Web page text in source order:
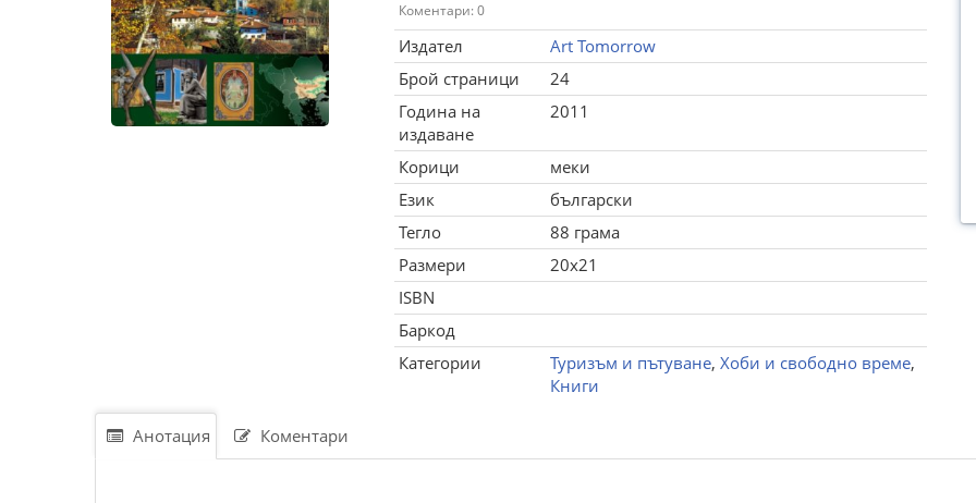
Коментари: 0
Издател
Art Tomorrow
Брой страници
24
Година на
издаване
2011
Корици
меки
Език
български
Тегло
88 грама
Размери
20x21
ISBN
Баркод
Категории
Туризъм и пътуване, Хоби и свободно време,
Книги
Анотация Коментари